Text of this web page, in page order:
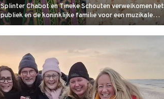
Splinter Chabot en Tineke Schouten verwelkomen het
publiek en de koninklijke familie voor een muzikale
afsluiting van Bevrijdingsdag 2026.